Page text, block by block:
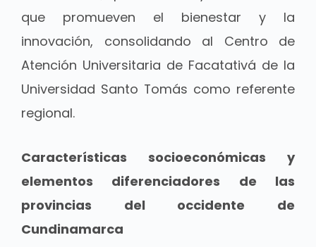
que promueven el bienestar y la
innovación, consolidando al Centro de
Atención Universitaria de Facatativá de la
Universidad Santo Tomás como referente
regional.
Características socioeconómicas y
elementos diferenciadores de las
provincias del occidente de
Cundinamarca